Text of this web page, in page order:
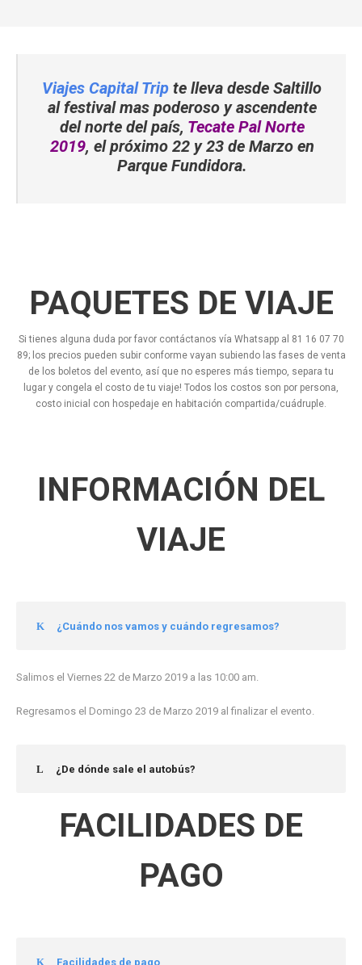
Viajes Capital Trip te lleva desde Saltillo
al festival mas poderoso y ascendente
del norte del país, Tecate Pal Norte
2019, el próximo 22 y 23 de Marzo en
Parque Fundidora.
PAQUETES DE VIAJE
Si tienes alguna duda por favor contáctanos vía Whatsapp al 81 16 07 70
89; los precios pueden subir conforme vayan subiendo las fases de venta
de los boletos del evento, así que no esperes más tiempo, separa tu
lugar y congela el costo de tu viaje! Todos los costos son por persona,
costo inicial con hospedaje en habitación compartida/cuádruple.
INFORMACIÓN DEL
VIAJE
¿Cuándo nos vamos y cuándo regresamos?
Salimos el Viernes 22 de Marzo 2019 a las 10:00 am.
Regresamos el Domingo 23 de Marzo 2019 al finalizar el evento.
¿De dónde sale el autobús?
FACILIDADES DE
PAGO
Facilidades de pago